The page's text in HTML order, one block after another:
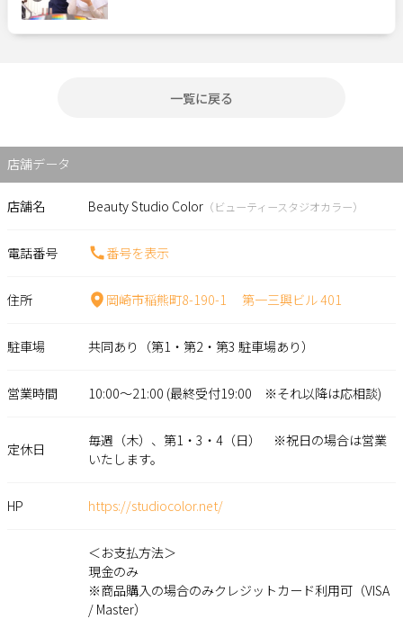
一覧に戻る
店舗データ
店舗名 Beauty Studio Color （ビューティースタジオカラー）
電話番号 番号を表示
住所 岡崎市稲熊町8-190-1 第一三興ビル 401
駐車場 共同あり（第1・第2・第3 駐車場あり）
営業時間 10:00～21:00 (最終受付19:00 ※それ以降は応相談)
定休日
毎週（木）、第1・3・4（日） ※祝日の場合は営業
いたします。
HP https://studiocolor.net/
＜お支払方法＞
現金のみ
※商品購入の場合のみクレジットカード利用可（VISA
/ Master）